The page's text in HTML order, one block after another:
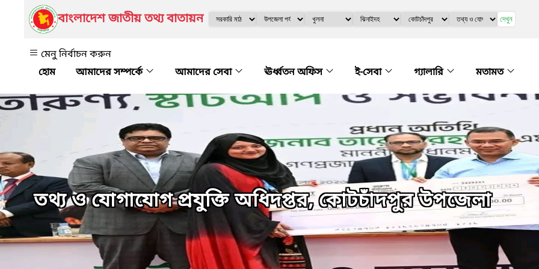
বাংলাদেশ জাতীয় তথ্য বাতায়ন দেখুন
মেনু নির্বাচন করুন
আমাদের সম্পর্কে
আমাদের সেবা ঊর্ধ্বতন অফিস ই-সেবা গ্যালারি মতামত
তথ্য ও যোগাযোগ প্রযুক্তি অধিদপ্তর, কোটচাঁদপুর উপজেলা